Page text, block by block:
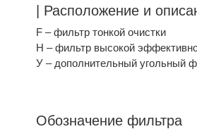
| Расположение и
F – фильтр тонкой очистки
H – фильтр высокой
У – дополнительный угольный
Обозначение фильтра